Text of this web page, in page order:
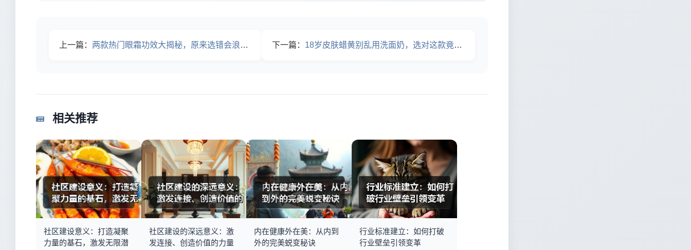
上一篇： 两款热门眼霜功效大揭秘，原来选错会浪费这么多钱 下一篇： 18岁皮肤蜡黄别乱用洗面奶，选对这款竟然能白一个度
相关推荐
社区建设意义：打造凝聚
力量的基石，激发无限潜
社区建设的深远意义：激
发连接、创造价值的力量
内在健康外在美：从内到
外的完美蜕变秘诀
行业标准建立：如何打破
行业壁垒引领变革